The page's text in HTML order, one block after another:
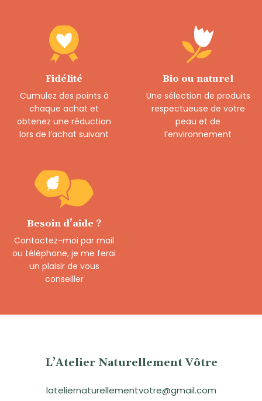
Fidélité
Cumulez des points à
chaque achat et
obtenez une réduction
lors de l’achat suivant
Bio ou naturel
Une sélection de produits
respectueuse de votre
peau et de
l’environnement
Besoin d’aide ?
Contactez-moi par mail
ou téléphone, je me ferai
un plaisir de vous
conseiller
L’Atelier Naturellement Vôtre
lateliernaturellementvotre@gmail.com